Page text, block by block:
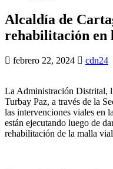
Alcaldía de
rehabilitación en
febrero 22, 2024 cdn24
La Administración Distrital,
Turbay Paz, a través de la
las intervenciones viales en
están ejecutando luego de
rehabilitación de la malla